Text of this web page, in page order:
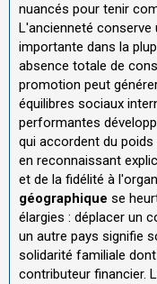
nuancés pour tenir
L'ancienneté conserve
importante dans la
absence totale de
promotion peut
équilibres sociaux
performantes
qui accordent du
en reconnaissant
et de la fidélité à
géographique se
élargies : déplacer un
un autre pays signifie
solidarité familiale
contributeur financier.